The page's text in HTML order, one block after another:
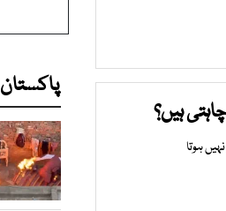
ہیں؟
ہوتا
پاکستان